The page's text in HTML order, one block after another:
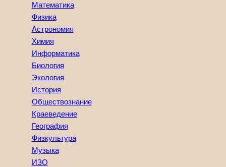
Математика
Физика
Астрономия
Химия
Информатика
Биология
Экология
История
Обществознание
Краеведение
География
Физкультура
Музыка
ИЗО